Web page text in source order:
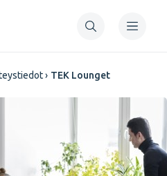
TEK Lounget